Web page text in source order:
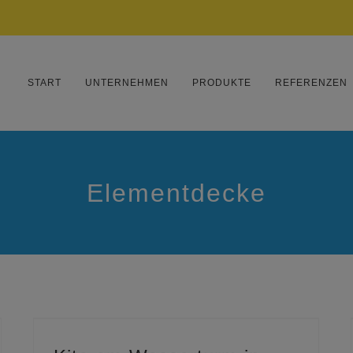
START UNTERNEHMEN PRODUKTE REFERENZEN
Elementdecke